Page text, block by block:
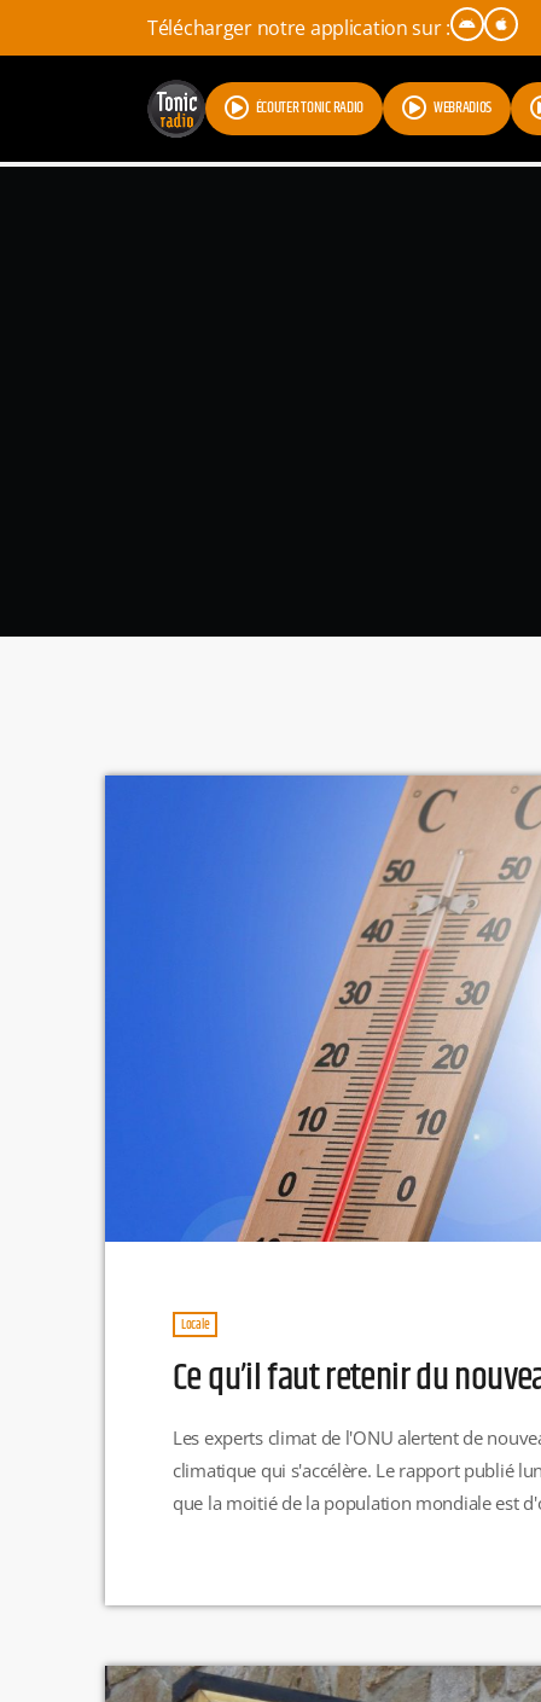
Télécharger notre application sur :
ÉCOUTER TONIC RADIO WEBRADIOS
Locale
Ce qu’il faut retenir du
Les experts climat de l'ONU alertent de
climatique qui s'accélère. Le rapport publié
que la moitié de la population mondiale est